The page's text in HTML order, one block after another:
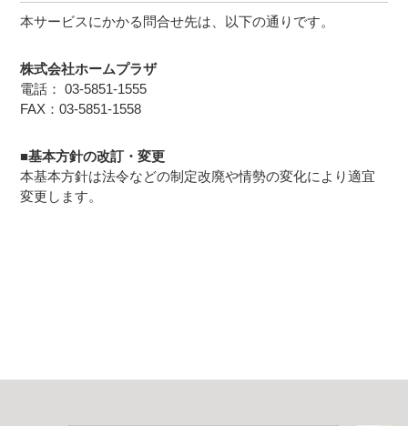
本サービスにかかる問合せ先は、以下の通りです。
株式会社ホームプラザ
電話：03-5851-1555
FAX：03-5851-1558
■基本方針の改訂・変更
本基本方針は法令などの制定改廃や情勢の変化により適宜
変更します。